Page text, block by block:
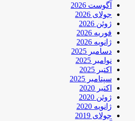
آگوست 2026
جولای 2026
ژوئن 2026
فوریه 2026
ژانویه 2026
دسامبر 2025
نوامبر 2025
اکتبر 2025
سپتامبر 2025
اکتبر 2020
ژوئن 2020
ژانویه 2020
جولای 2019